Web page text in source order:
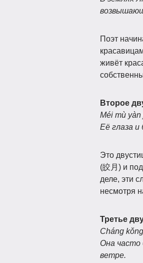
Поэт
живёт
Второе
Méi mù
Её глаза и
Это
(皎月) и
деле, эти
несмотря
Третье
Cháng
Она часто
ветре.